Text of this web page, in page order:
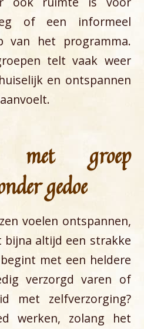
of een informeel
van het programma.
telt vaak weer
en ontspannen
met groep
gedoe
voelen ontspannen,
bijna altijd een strakke
met een heldere
verzorgd varen of
met zelfverzorging?
werken, zolang het